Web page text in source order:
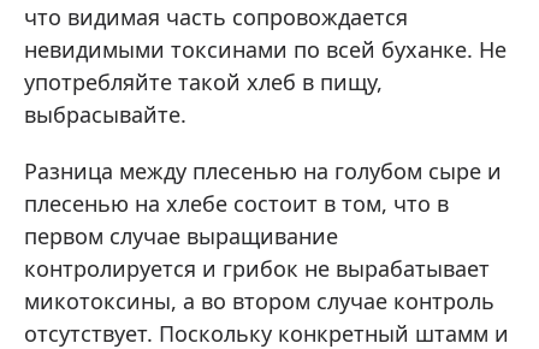
что видимая часть сопровождается
невидимыми токсинами по всей буханке. Не
употребляйте такой хлеб в пищу,
выбрасывайте.
Разница между плесенью на голубом сыре и
плесенью на хлебе состоит в том, что в
первом случае выращивание
контролируется и грибок не вырабатывает
микотоксины, а во втором случае контроль
отсутствует. Поскольку конкретный штамм и